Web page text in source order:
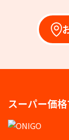
スーパー価